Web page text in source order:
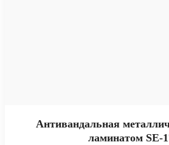
Антивандальная
ламинатом SE-